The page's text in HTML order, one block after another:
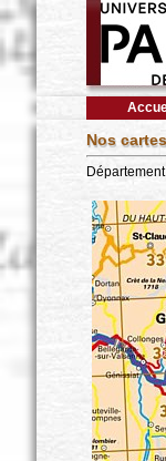
Nos cartes